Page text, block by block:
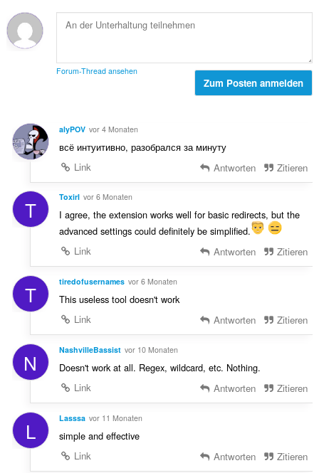
e
r
t
g
e
B
e
n
e
:
Forum-Thread ansehen
Zum Posten anmelden
alyPOV vor 4 Monaten
всё интуитивно, разобрался за минуту
Link
Antworten Zitieren
T ToxirI vor 6 Monaten
I agree, the extension works well for basic redirects, but the
advanced settings could definitely be simplified.
Link
Antworten Zitieren
T tiredofusernames vor 6 Monaten
This useless tool doesn't work
Link
Antworten Zitieren
N NashvilleBassist vor 10 Monaten
Doesn't work at all. Regex, wildcard, etc. Nothing.
Link
Antworten Zitieren
L Lasssa vor 11 Monaten
simple and effective
Link
Antworten Zitieren